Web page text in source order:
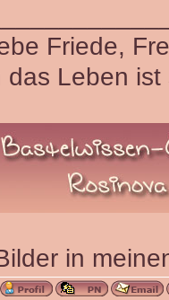
Friede,
das Leben
in